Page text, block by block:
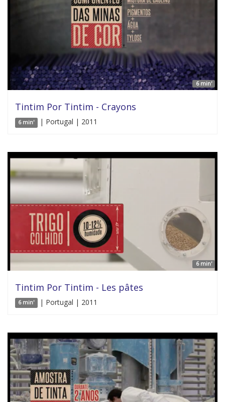
6 min'
Tintim Por Tintim - Crayons
6 min' | Portugal | 2011
6 min'
Tintim Por Tintim - Les pâtes
6 min' | Portugal | 2011